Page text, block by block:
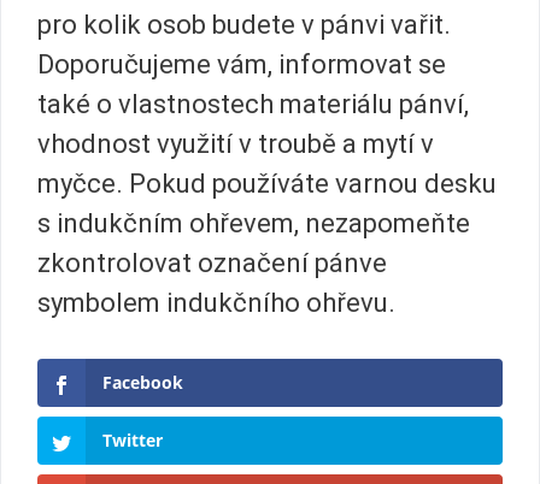
pro kolik osob budete v pánvi vařit.
Doporučujeme vám, informovat se
také o vlastnostech materiálu pánví,
vhodnost využití v troubě a mytí v
myčce. Pokud používáte varnou desku
s indukčním ohřevem, nezapomeňte
zkontrolovat označení pánve
symbolem indukčního ohřevu.
Facebook
Twitter